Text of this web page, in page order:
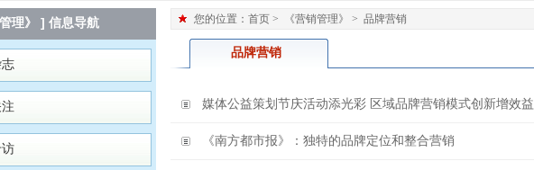
理》 ] 信息导航 您的位置： 首页> 《营销管理》 > 品牌营销
品牌营销
媒体公益策划节庆活动添光彩 区域品牌营销模式创新增效益
《南方都市报》：独特的品牌定位和整合营销